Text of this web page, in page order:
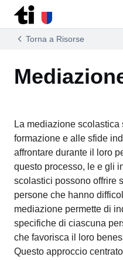
Vai al contenuto della pagina
Vai al piè di pagina
Torna a Risorse
La mediazione
formazione e alle sfide
affrontare durante il loro
questo processo, le e gli
scolastici possono offrire
persone che hanno
mediazione permette di
specifiche di ciascuna
che favorisca il loro
Questo approccio